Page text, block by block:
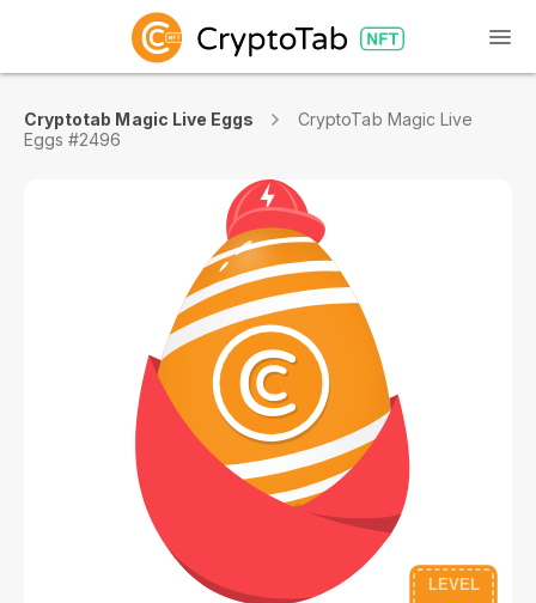
Cryptotab Magic Live Eggs
CryptoTab Magic Live
Eggs #2496